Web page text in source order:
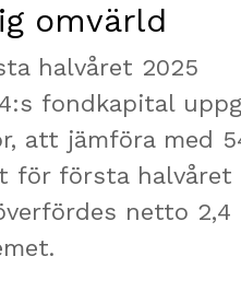
omvärld
halvåret 2025
fondkapital
att jämföra med
för första halvåret
netto 2,4